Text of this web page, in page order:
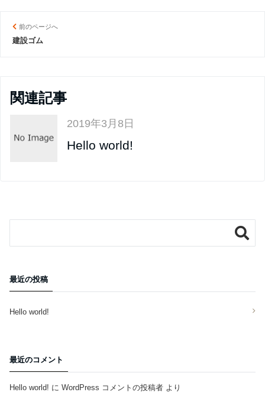
前のページへ
建設ゴム
関連記事
2019年3月8日
Hello world!
最近の投稿
Hello world!
最近のコメント
Hello world! に WordPress コメントの投稿者 より